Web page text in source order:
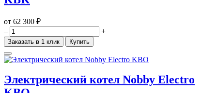
от 62 300 ₽
–
+
Заказать в 1 клик Купить
Электрический котел Nobby Electro